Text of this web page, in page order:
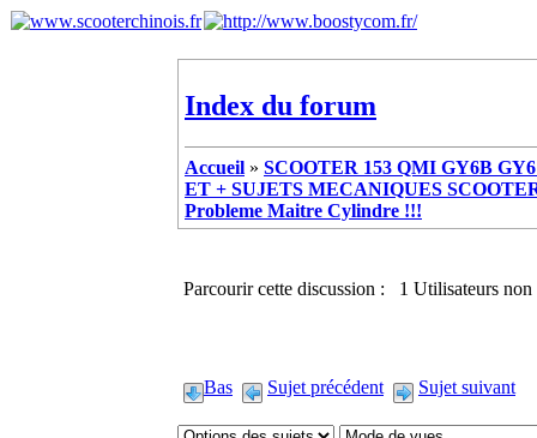
Index du forum
Accueil » SCOOTER 153 QMI GY6B
ET + SUJETS MECANIQUES
Probleme Maitre Cylindre !!!
Parcourir cette discussion : 1 Utilisateurs non
Bas Sujet précédent Sujet suivant